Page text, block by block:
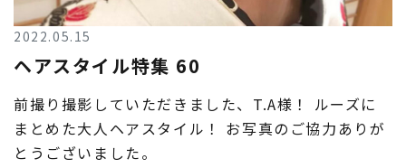
2022.05.15
ヘアスタイル特集 60
前撮り撮影していただきました、T.A様！ ルーズに
まとめた大人ヘアスタイル！ お写真のご協力ありが
とうございました。